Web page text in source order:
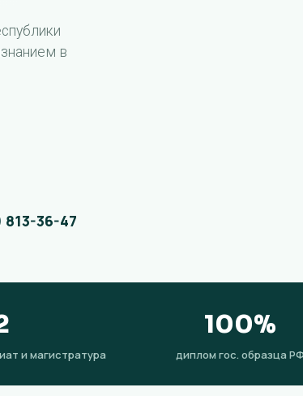
в
813-36-47
и магистратура
100%
диплом гос. образца РФ